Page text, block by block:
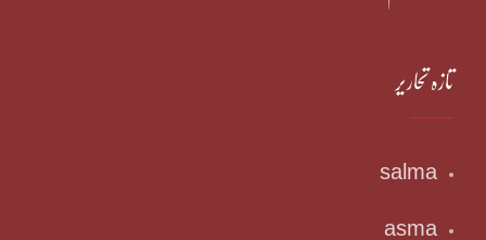
تازہ تحاریر
salma
asma